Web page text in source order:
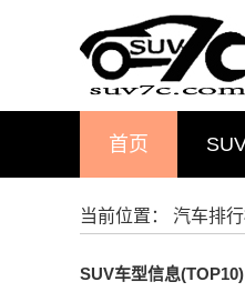
首页
当前位置： 汽车排
SUV车型信息(TOP10)